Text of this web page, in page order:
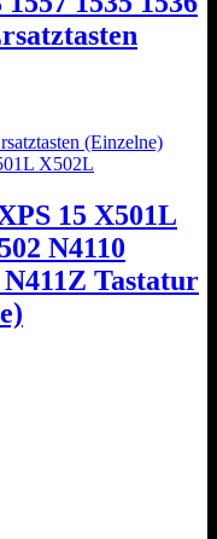
15 X501L
N4110
Tastatur